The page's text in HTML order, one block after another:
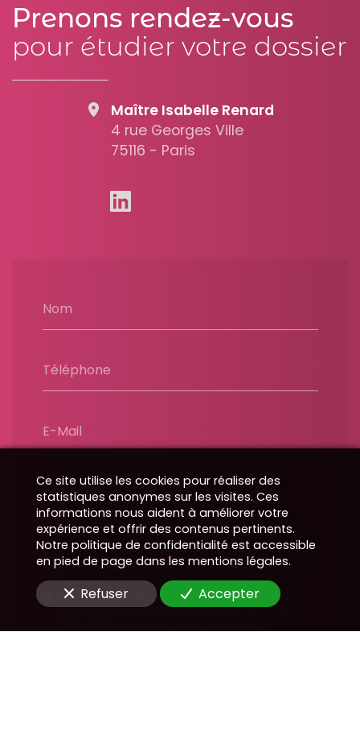
Prenons rendez-vous
pour étudier votre dossier
Nom
Téléphone
E-Mail
Message
En soumettant ce formulaire, j'accepte que les
informations saisies soient utilisées pour me
Maître Isabelle Renard
4 rue Georges Ville
75116 - Paris
Ce site utilise les cookies pour réaliser des
statistiques anonymes sur les visites. Ces
informations nous aident à améliorer votre
expérience et offrir des contenus pertinents.
Notre politique de confidentialité est accessible
en pied de page dans les mentions légales.
Refuser Accepter